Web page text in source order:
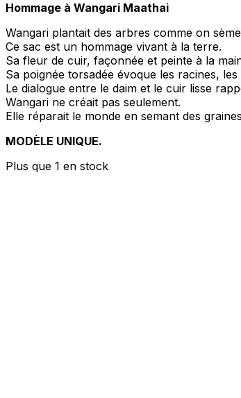
Hommage à Wangari Maathai
Wangari plantait des arbres comme on sème
Ce sac est un hommage vivant à la terre.
Sa fleur de cuir, façonnée et peinte à la
Sa poignée torsadée évoque les racines,
Le dialogue entre le daim et le cuir lisse
Wangari ne créait pas seulement.
Elle réparait le monde en semant des
MODÈLE UNIQUE.
Plus que 1 en stock